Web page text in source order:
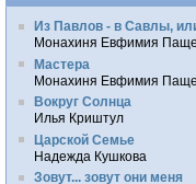
Из Павлов - в Савлы,
Монахиня Евфимия
Мастера
Монахиня Евфимия
Вокруг Солнца
Илья Криштул
Царской Семье
Надежда Кушкова
Зовут... зовут они меня